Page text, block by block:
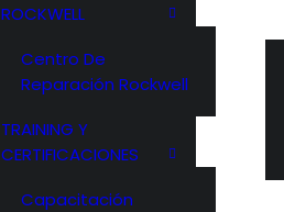
ROCKWELL
Centro De
Reparación Rockwell
TRAINING Y
CERTIFICACIONES
Capacitación